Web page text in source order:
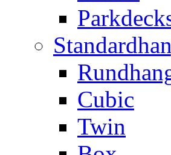
Cubic
Twin